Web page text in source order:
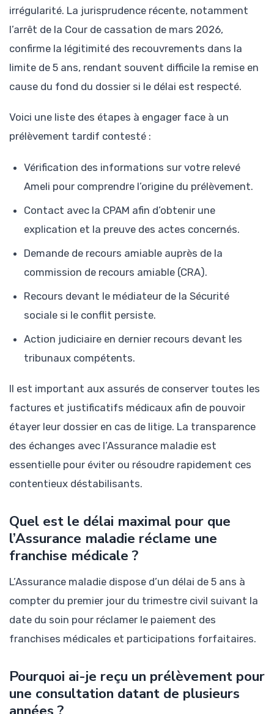
irrégularité. La jurisprudence récente, notamment
l’arrêt de la Cour de cassation de mars 2026,
confirme la légitimité des recouvrements dans la
limite de 5 ans, rendant souvent difficile la remise en
cause du fond du dossier si le délai est respecté.
Voici une liste des étapes à engager face à un
prélèvement tardif contesté :
Vérification des informations sur votre relevé
Ameli pour comprendre l’origine du prélèvement.
Contact avec la CPAM afin d’obtenir une
explication et la preuve des actes concernés.
Demande de recours amiable auprès de la
commission de recours amiable (CRA).
Recours devant le médiateur de la Sécurité
sociale si le conflit persiste.
Action judiciaire en dernier recours devant les
tribunaux compétents.
Il est important aux assurés de conserver toutes les
factures et justificatifs médicaux afin de pouvoir
étayer leur dossier en cas de litige. La transparence
des échanges avec l’Assurance maladie est
essentielle pour éviter ou résoudre rapidement ces
contentieux déstabilisants.
Quel est le délai maximal pour que
l’Assurance maladie réclame une
franchise médicale ?
L’Assurance maladie dispose d’un délai de 5 ans à
compter du premier jour du trimestre civil suivant la
date du soin pour réclamer le paiement des
franchises médicales et participations forfaitaires.
Pourquoi ai-je reçu un prélèvement pour
une consultation datant de plusieurs